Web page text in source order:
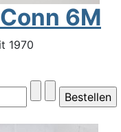
6M
1970